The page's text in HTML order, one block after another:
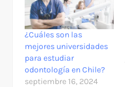
¿Cuáles son las
mejores universidades
para estudiar
odontología en Chile?
septiembre 16, 2024